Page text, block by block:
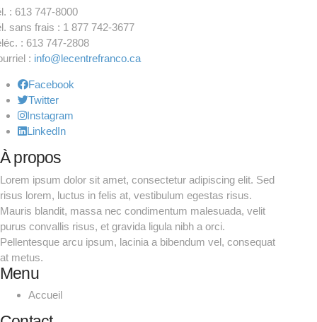
: 613 747-8000
sans frais : 1 877 742-3677
: 613 747-2808
: info@lecentrefranco.ca
Facebook
Twitter
Instagram
LinkedIn
À propos
Lorem ipsum dolor sit amet, consectetur adipiscing elit. Sed
risus lorem, luctus in felis at, vestibulum egestas risus.
Mauris blandit, massa nec condimentum malesuada, velit
purus convallis risus, et gravida ligula nibh a orci.
Pellentesque arcu ipsum, lacinia a bibendum vel, consequat
at metus.
Menu
Accueil